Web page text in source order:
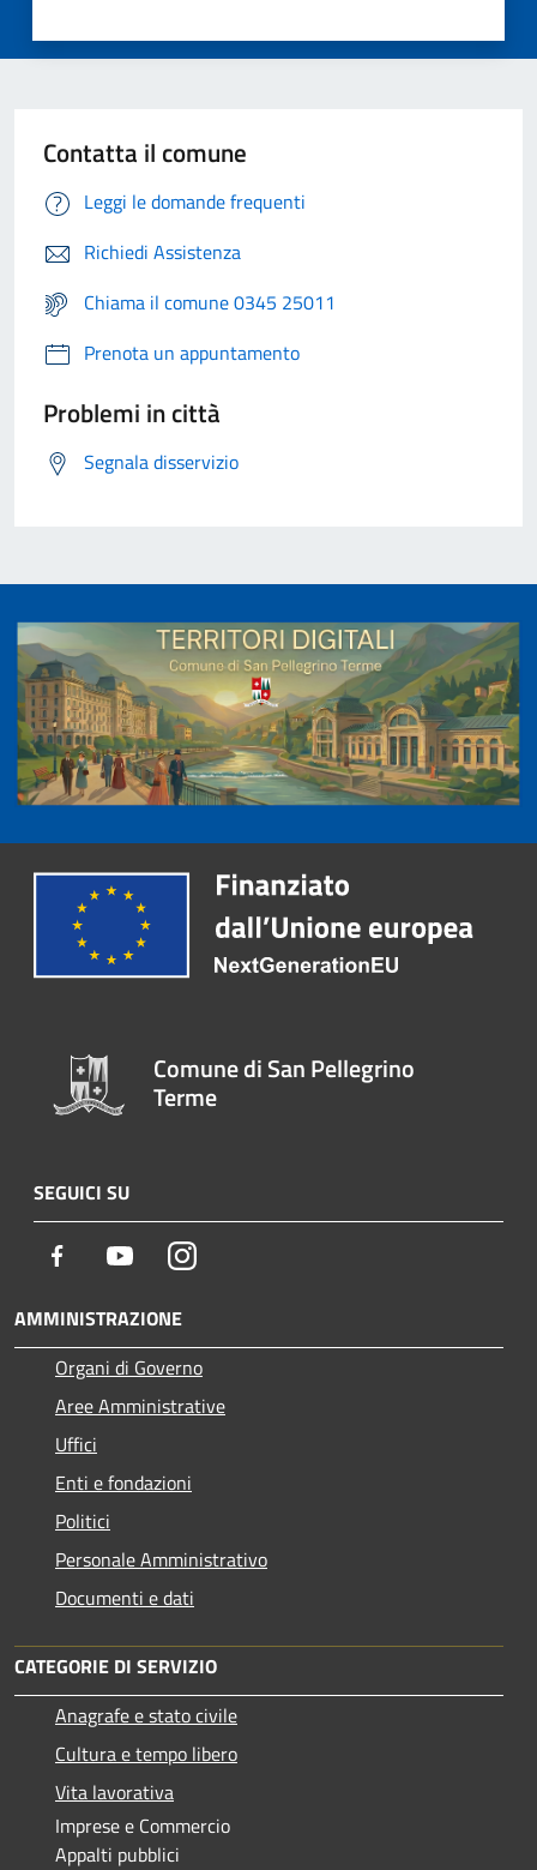
Contatta il comune
Leggi le domande frequenti
Richiedi Assistenza
Chiama il comune 0345 25011
Prenota un appuntamento
Problemi in città
Segnala disservizio
Comune di San Pellegrino
Terme
SEGUICI SU
Facebook YoutubeInstagram
AMMINISTRAZIONE
Organi di Governo
Aree Amministrative
Uffici
Enti e fondazioni
Politici
Personale Amministrativo
Documenti e dati
CATEGORIE DI SERVIZIO
Anagrafe e stato civile
Cultura e tempo libero
Vita lavorativa
Imprese e Commercio
Appalti pubblici